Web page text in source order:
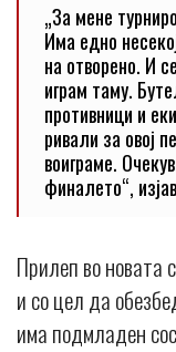
„За мене
Има едно
на отворено. И
играм таму.
противници и
ривали за овој
воиграме.
финалето“,
Прилеп во новата
и со цел да
има подмладен